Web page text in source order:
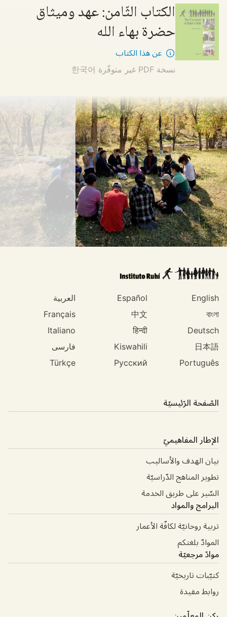
الكتاب الثّامن: عهد وميثاق
حضرة بهاء الله
عن هذا الكتاب
نسخة PDF غير متوفّرة 한국어
English
Español
العربية
বাংলা
中文
Français
Deutsch
हिन्दी
Italiano
日本語
Kiswahili
فارسی
Português
Русский
Türkçe
الصّفحة الرّئيسيّة
الإطار المفاهيميّ
بيان الهدف والأساليب
تطوير المناهج الدّراسيّة
السّير على طريق الخدمة
البرامج والمواد
تربية روحانيّة لكافّة الأعمار
الموادّ بلغتكم
موادّ مرجعيّة
كتيّبات تاريخيّة
روابط مفيدة